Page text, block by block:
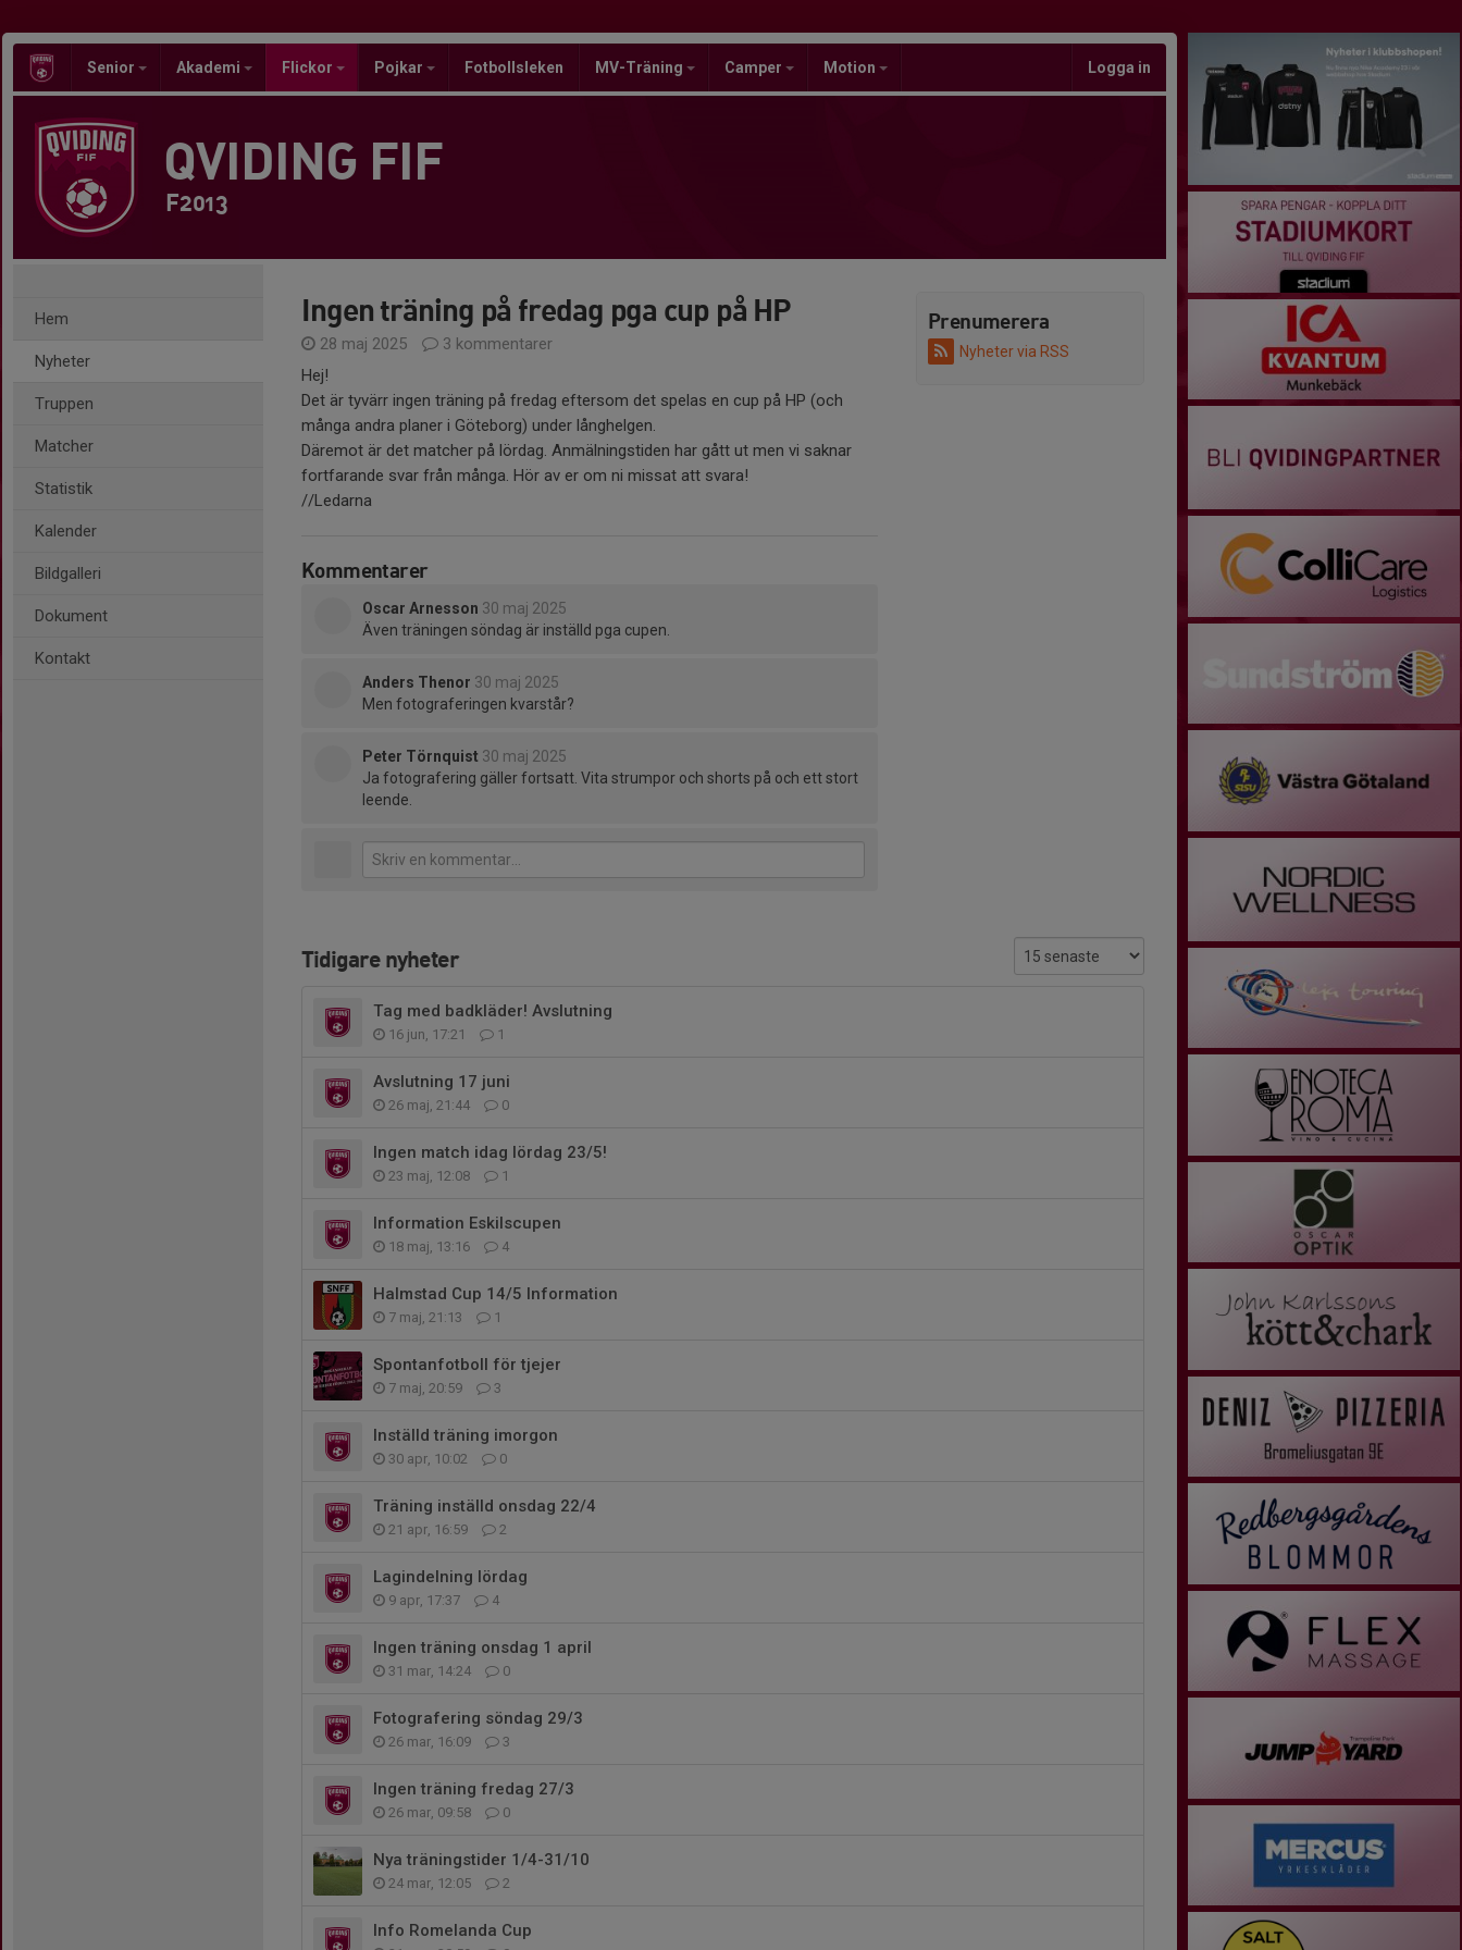
Senior Akademi Flickor Pojkar Fotbollsleken MV-Träning Camper Motion Logga in
QVIDING FIF
F2013
Hem
Nyheter
Truppen
Matcher
Statistik
Kalender
Bildgalleri
Dokument
Kontakt
Prenumerera
Nyheter via RSS
Ingen träning på fredag pga cup på HP
28 maj 2025
3 kommentarer
Hej!
Det är tyvärr ingen träning på fredag eftersom det spelas en cup på HP (och
många andra planer i Göteborg) under långhelgen.
Däremot är det matcher på lördag. Anmälningstiden har gått ut men vi saknar
fortfarande svar från många. Hör av er om ni missat att svara!
//Ledarna
Kommentarer
Oscar Arnesson 30 maj 2025
Även träningen söndag är inställd pga cupen.
Anders Thenor 30 maj 2025
Men fotograferingen kvarstår?
Peter Törnquist 30 maj 2025
Ja fotografering gäller fortsatt. Vita strumpor och shorts på och ett stort
leende.
Tidigare nyheter
Tag med badkläder! Avslutning
16 jun, 17:21 1
Avslutning 17 juni
26 maj, 21:44 0
Ingen match idag lördag 23/5!
23 maj, 12:08 1
Information Eskilscupen
18 maj, 13:16 4
Halmstad Cup 14/5 Information
7 maj, 21:13 1
Spontanfotboll för tjejer
7 maj, 20:59 3
Inställd träning imorgon
30 apr, 10:02 0
Träning inställd onsdag 22/4
21 apr, 16:59 2
Lagindelning lördag
9 apr, 17:37 4
Ingen träning onsdag 1 april
31 mar, 14:24 0
Fotografering söndag 29/3
26 mar, 16:09 3
Ingen träning fredag 27/3
26 mar, 09:58 0
Nya träningstider 1/4-31/10
24 mar, 12:05 2
Info Romelanda Cup